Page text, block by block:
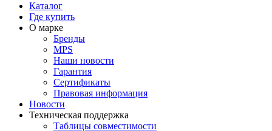
Каталог
Где купить
О марке
Бренды
MPS
Наши новости
Гарантия
Сертификаты
Правовая информация
Новости
Техническая поддержка
Таблицы совместимости